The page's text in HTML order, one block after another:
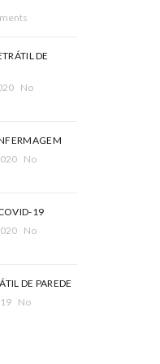
DE
No
No
19
No
DE PAREDE
No